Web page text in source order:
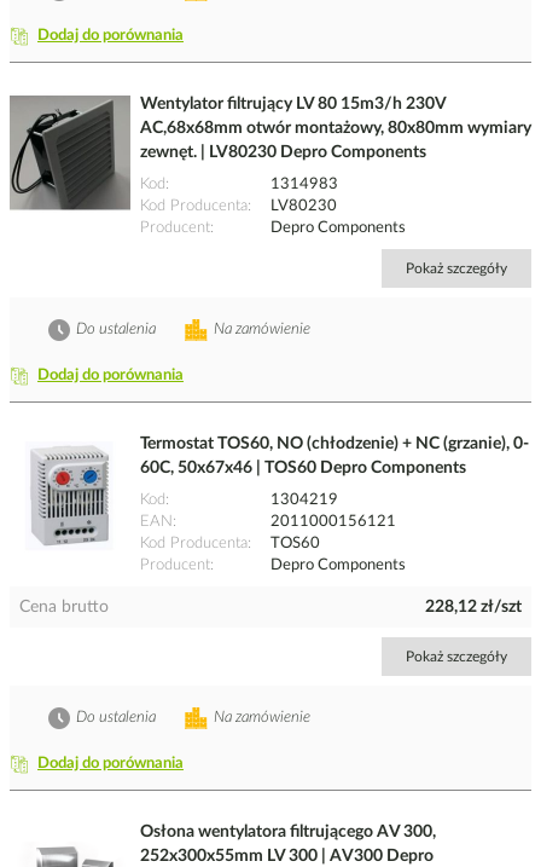
Dodaj do porównania
Wentylator filtrujący LV 80 15m3/h 230V
AC,68x68mm otwór montażowy, 80x80mm wymiary
zewnęt. | LV80230 Depro Components
Kod
1314983
Kod Producenta
LV80230
Producent
Depro Components
Pokaż szczegóły
Dodaj do porównania
Na zamówienie
Do ustalenia
Termostat TOS60, NO (chłodzenie) + NC (grzanie), 0-
60C, 50x67x46 | TOS60 Depro Components
Kod
1304219
EAN
2011000156121
Kod Producenta
TOS60
Producent
Depro Components
Cena brutto 228,12 zł/szt
Pokaż szczegóły
Dodaj do porównania
Na zamówienie
Do ustalenia
Osłona wentylatora filtrującego AV 300,
252x300x55mm LV 300 | AV300 Depro